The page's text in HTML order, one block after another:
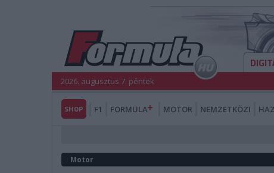
2026. augusztus 7. péntek
SHOP F1 FORMULA MOTOR NEMZETKÖZI
Motor